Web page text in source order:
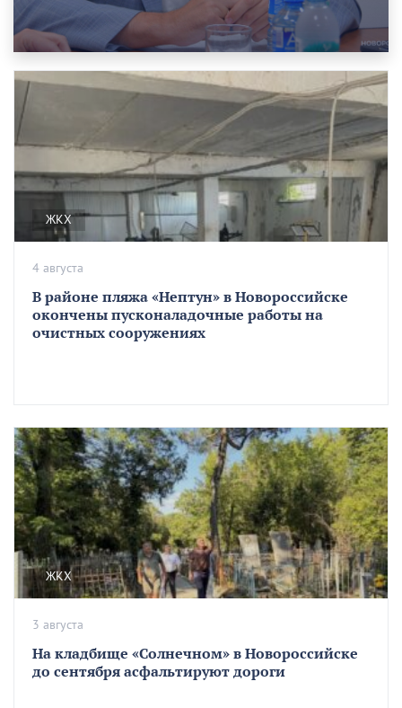
ЖКХ
В районе пляжа «Нептун» в Новороссийске
окончены пусконаладочные работы на
очистных сооружениях
4 августа
ЖКХ
На кладбище «Солнечном» в Новороссийске
до сентября асфальтируют дороги
3 августа